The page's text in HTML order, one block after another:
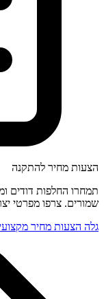
הצעות מחיר להתקנה
תמחרו החלפות דודים
שמורים. צרפו מפרטי
גלה הצעות מחיר